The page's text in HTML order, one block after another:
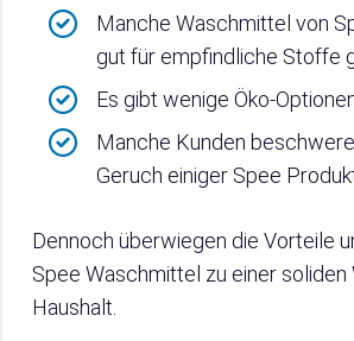
Manche Waschmittel von
gut für empfindliche Stoffe
Es gibt wenige Öko-
Manche Kunden
Geruch einiger Spee
Dennoch überwiegen die Vorteile
Spee Waschmittel zu einer soliden
Haushalt.